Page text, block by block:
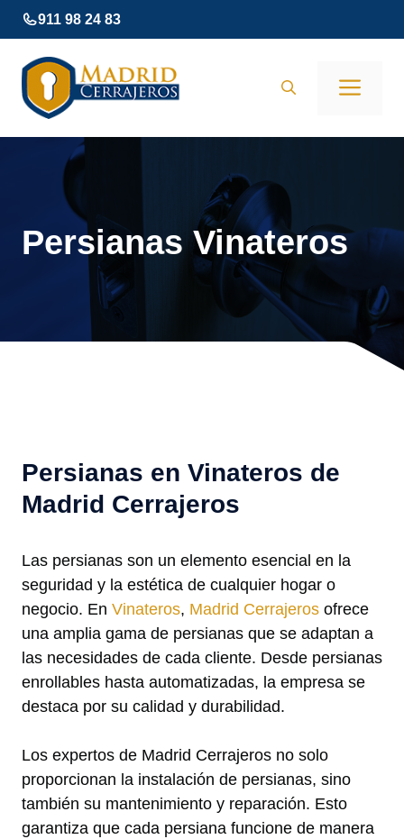
Saltar
al
contenido
911 98 24 83
Persianas Vinateros
Persianas en Vinateros de
Madrid Cerrajeros
Las persianas son un elemento esencial en la
seguridad y la estética de cualquier hogar o
negocio. En Vinateros, Madrid Cerrajeros ofrece
una amplia gama de persianas que se adaptan a
las necesidades de cada cliente. Desde persianas
enrollables hasta automatizadas, la empresa se
destaca por su calidad y durabilidad.
Los expertos de Madrid Cerrajeros no solo
proporcionan la instalación de persianas, sino
también su mantenimiento y reparación. Esto
garantiza que cada persiana funcione de manera